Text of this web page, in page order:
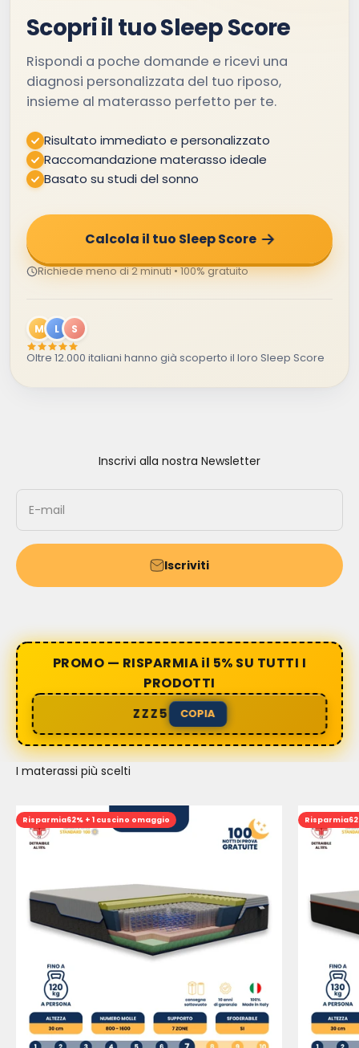
Scopri il tuo Sleep Score
Rispondi a poche domande e ricevi una
diagnosi personalizzata del tuo riposo,
insieme al materasso perfetto per te.
Risultato immediato e personalizzato
Raccomandazione materasso ideale
Basato su studi del sonno
Calcola il tuo Sleep Score
Richiede meno di 2 minuti • 100% gratuito
M L S
Oltre 12.000 italiani hanno già scoperto il loro Sleep Score
Inscrivi alla nostra Newsletter
E-mail
Iscriviti
PROMO — RISPARMIA il 5% SU TUTTI I
PRODOTTI
ZZZ5 COPIA
I materassi più scelti
Risparmia62% + 1 cuscino omaggio Risparmia